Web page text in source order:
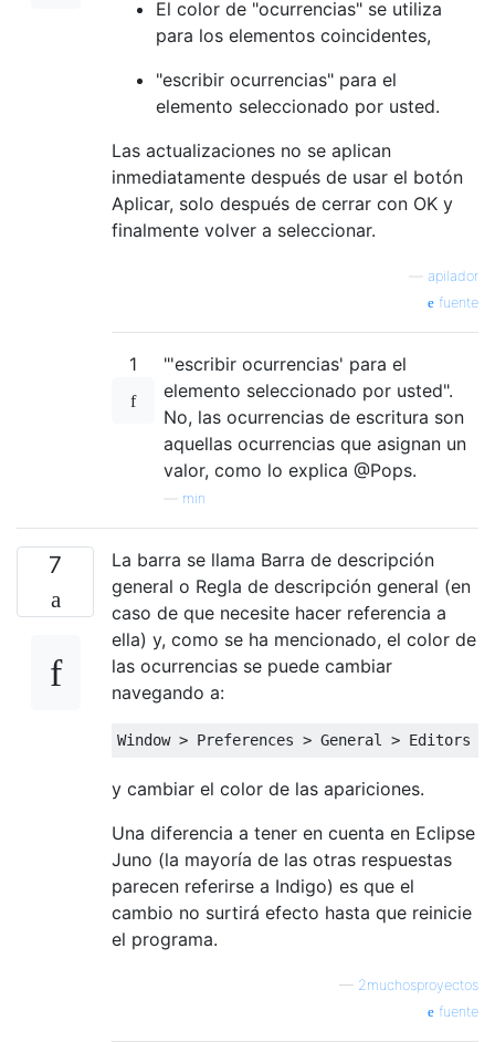
El color de "ocurrencias" se utiliza
para los elementos coincidentes,
"escribir ocurrencias" para el
elemento seleccionado por usted.
Las actualizaciones no se aplican
inmediatamente después de usar el botón
Aplicar, solo después de cerrar con OK y
finalmente volver a seleccionar.
apilador
fuente
1
"'escribir ocurrencias' para el
elemento seleccionado por usted".
No, las ocurrencias de escritura son
aquellas ocurrencias que asignan un
valor, como lo explica @Pops.
min
7
La barra se llama Barra de descripción
general o Regla de descripción general (en
caso de que necesite hacer referencia a
ella) y, como se ha mencionado, el color de
las ocurrencias se puede cambiar
navegando a:
Window > Preferences > General > Editors
y cambiar el color de las apariciones.
Una diferencia a tener en cuenta en Eclipse
Juno (la mayoría de las otras respuestas
parecen referirse a Indigo) es que el
cambio no surtirá efecto hasta que reinicie
el programa.
— 2muchosproyectos
fuente